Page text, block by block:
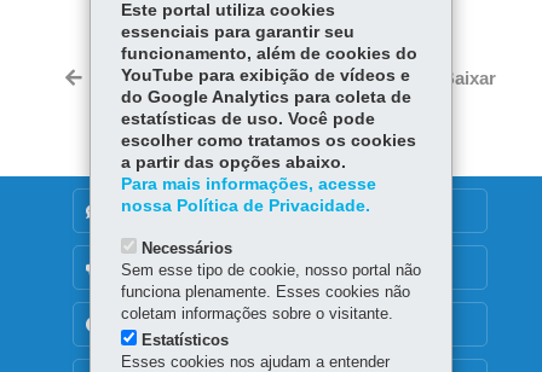
Fa
ce
bo
ok
Tw
itt
er
ha
ts
Ap
p
Voltar Início Imprimir Baixar
DENUNCIE CORRUPÇÃO
OUVIDORIA
TRANSPARÊNCIA INSTITUCIONAL
Este portal utiliza cookies
essenciais para garantir seu
funcionamento, além de cookies do
YouTube para exibição de vídeos e
do Google Analytics para coleta de
estatísticas de uso. Você pode
escolher como tratamos os cookies
a partir das opções abaixo.
Para mais informações, acesse
nossa Política de Privacidade.
Necessários
Sem esse tipo de cookie, nosso portal não
funciona plenamente. Esses cookies não
coletam informações sobre o visitante.
Estatísticos
Esses cookies nos ajudam a entender